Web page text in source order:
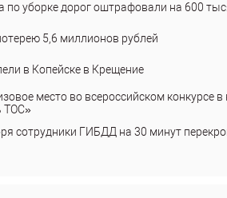
по уборке дорог оштрафовали на 600
5,6 миллионов рублей
в Копейске в Крещение
место во всероссийском конкурсе
ТОС»
сотрудники ГИБДД на 30 минут